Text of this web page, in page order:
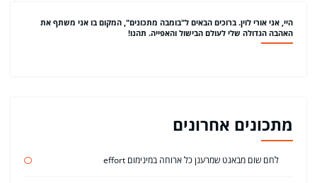
היי, אני אורי לוין. ברוכים הבאים ל"בומבה מתכונים", המקום בו אני משתף את
האהבה הגדולה שלי לעולם הבישול והאפייה. תהנו!
מתכונים אחרונים
לחם שום מבאגט שמרענן כל ארוחה במינימום effort